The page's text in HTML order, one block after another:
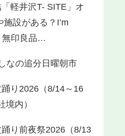
「軽井沢T- SITE」オ
設がある？I’m
無印良品…
なの追分日曜朝市
踊り2026（8/14～16
境内）
踊り前夜祭2026（8/13